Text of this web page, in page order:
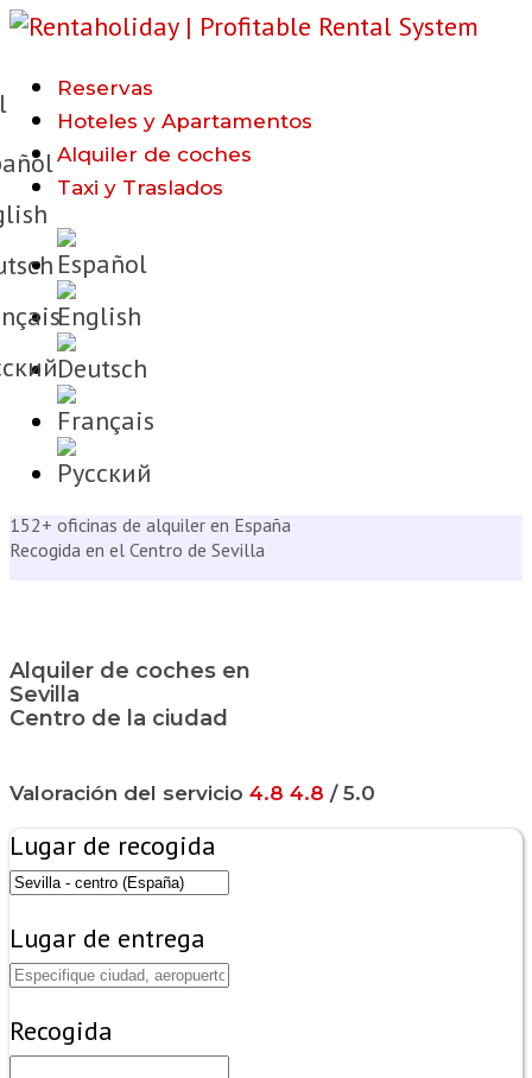
Reservas
Hoteles y Apartamentos
Alquiler de coches
Taxi y Traslados
152+ oficinas de alquiler en España
Recogida en el Centro de Sevilla
Alquiler de coches en
Sevilla
Centro de la ciudad
Valoración del servicio 4.8 4.8 / 5.0
Lugar de recogida
Lugar de entrega
Recogida